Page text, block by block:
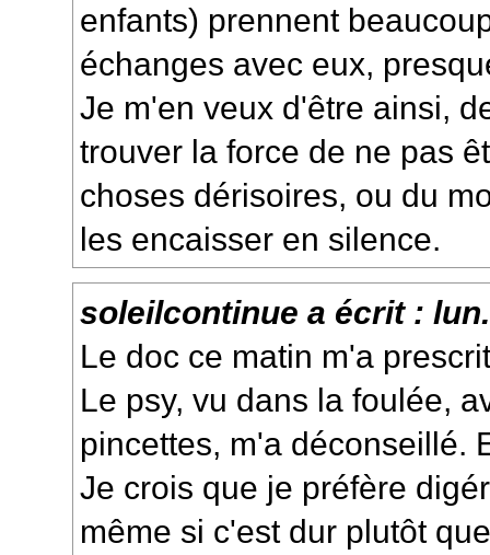
enfants) prennent
échanges avec eux,
Je m'en veux d'être ainsi,
trouver la force de ne pas
choses dérisoires, ou du
les encaisser en silence.
soleilcontinue a écrit :
Le doc ce matin m'a
Le psy, vu dans la foulée,
pincettes, m'a déconseillé.
Je crois que je préfère
même si c'est dur plutôt